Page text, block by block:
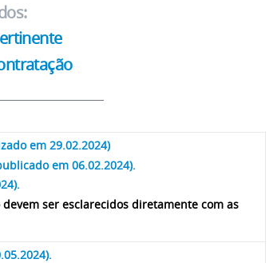
em 29.02.2024)
em 06.02.2024).
ser esclarecidos diretamente com as